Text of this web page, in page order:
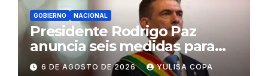
GOBIERNO NACIONAL
Presidente Rodrigo Paz
anuncia seis medidas para
impulsar reformas en Bolivia
6 DE AGOSTO DE 2026 YULISA COPA